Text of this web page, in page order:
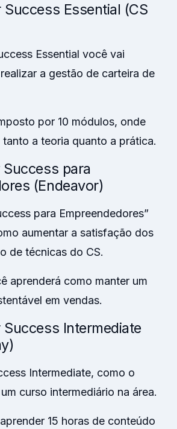
Essential (CS
Essential você vai
a gestão de carteira de
por 10 módulos, onde
a teoria quanto a prática.
para
(Endeavor)
para Empreendedores”
aumentar a satisfação dos
de técnicas do CS.
aprenderá como manter um
em vendas.
Intermediate
Intermediate, como o
curso intermediário na área.
15 horas de conteúdo